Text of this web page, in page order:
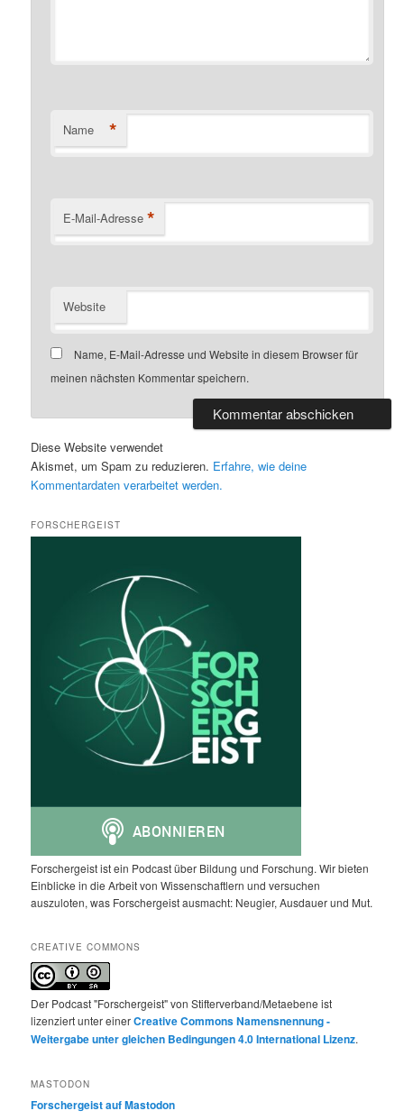
Name *
E-Mail-Adresse *
Website
Name, E-Mail-Adresse und Website in diesem Browser für
meinen nächsten Kommentar speichern.
Diese Website verwendet
Akismet, um Spam zu reduzieren. Erfahre, wie deine
Kommentardaten verarbeitet werden.
FORSCHERGEIST
Forschergeist ist ein Podcast über Bildung und Forschung. Wir bieten
Einblicke in die Arbeit von Wissenschaftlern und versuchen
auszuloten, was Forschergeist ausmacht: Neugier, Ausdauer und Mut.
CREATIVE COMMONS
Der Podcast "Forschergeist" von Stifterverband/Metaebene ist
lizenziert unter einerCreative Commons Namensnennung -
Weitergabe unter gleichen Bedingungen 4.0 International Lizenz.
MASTODON
Forschergeist auf Mastodon